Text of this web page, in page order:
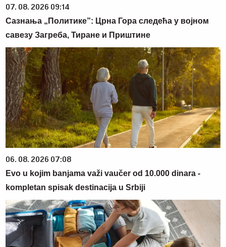
07. 08. 2026 09:14
Сазнања „Политике”: Црна Гора следећа у војном
савезу Загреба, Тиране и Приштине
06. 08. 2026 07:08
Evo u kojim banjama važi vaučer od 10.000 dinara -
kompletan spisak destinacija u Srbiji